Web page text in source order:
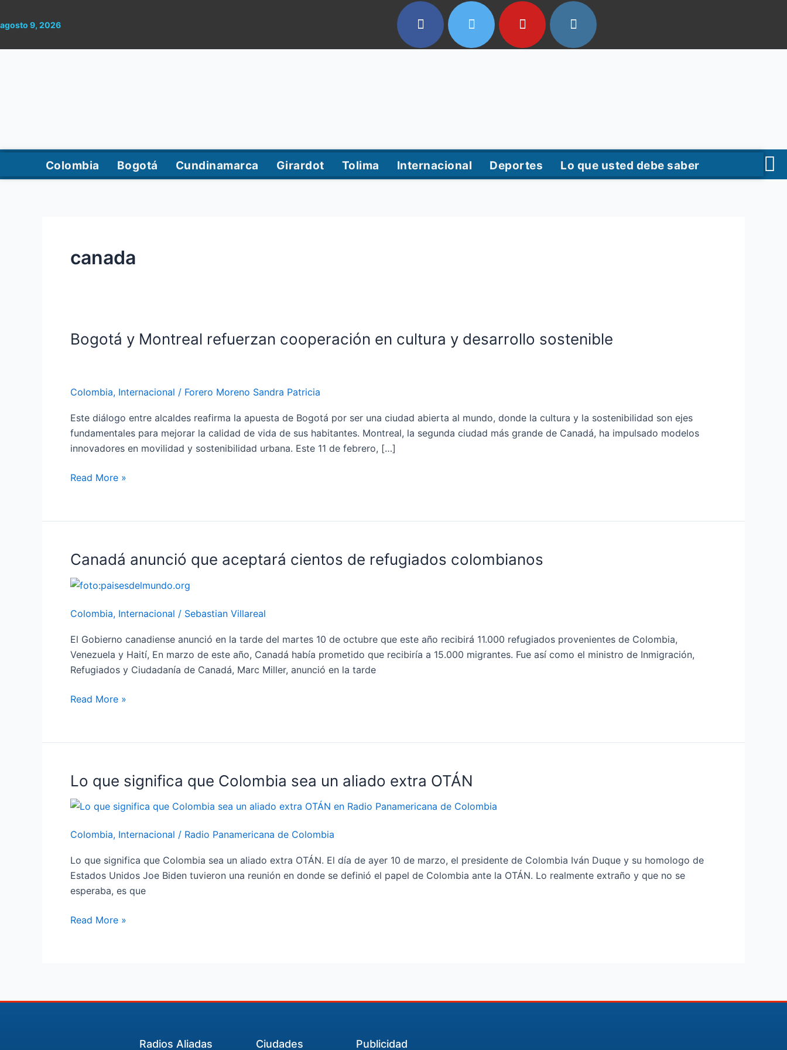
al
agosto 9, 2026
Colombia Bogotá Cundinamarca Girardot Tolima Internacional Deportes Lo que usted debe saber
canada
Bogotá y Montreal refuerzan cooperación en cultura y desarrollo sostenible
Colombia, Internacional / Forero Moreno Sandra Patricia
Este diálogo entre alcaldes reafirma la apuesta de Bogotá por ser una ciudad abierta al mundo, donde la cultura y la sostenibilidad son ejes
fundamentales para mejorar la calidad de vida de sus habitantes. Montreal, la segunda ciudad más grande de Canadá, ha impulsado modelos
innovadores en movilidad y sostenibilidad urbana. Este 11 de febrero, […]
Bogotá
cooperación
en
cultura
y
sostenible
Read More »
Canadá anunció que aceptará cientos de refugiados colombianos
Colombia, Internacional / Sebastian Villareal
El Gobierno canadiense anunció en la tarde del martes 10 de octubre que este año recibirá 11.000 refugiados provenientes de Colombia,
Venezuela y Haití, En marzo de este año, Canadá había prometido que recibiría a 15.000 migrantes. Fue así como el ministro de Inmigración,
Refugiados y Ciudadanía de Canadá, Marc Miller, anunció en la tarde
Canadá
que
cientos
colombianos
Read More »
Lo que significa que Colombia sea un aliado extra OTÁN
Colombia, Internacional / Radio Panamericana de Colombia
Lo que significa que Colombia sea un aliado extra OTÁN. El día de ayer 10 de marzo, el presidente de Colombia Iván Duque y su homologo de
Estados Unidos Joe Biden tuvieron una reunión en donde se definió el papel de Colombia ante la OTÁN. Lo realmente extraño y que no se
esperaba, es que
Lo
significa
Colombia
sea
un
extra
OTÁN
Read More »
Radios Aliadas Ciudades Publicidad